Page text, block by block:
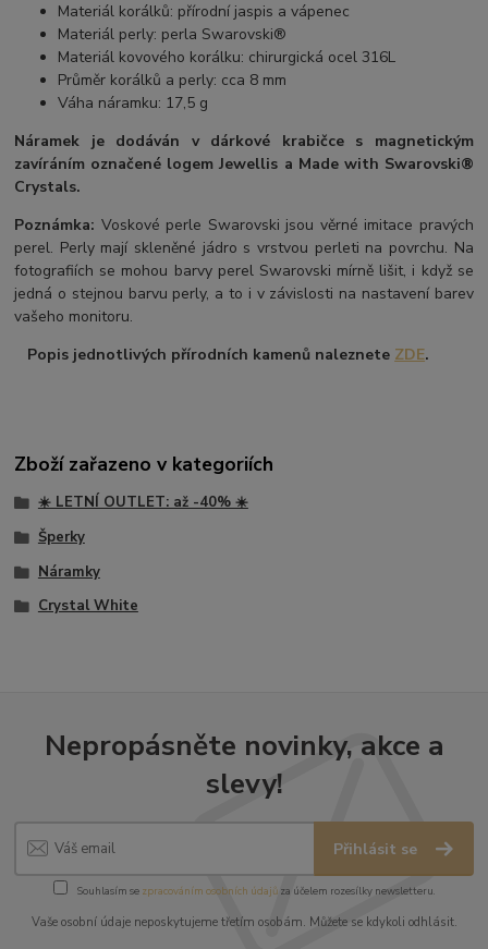
Materiál korálků: přírodní jaspis a vápenec
Materiál perly: perla Swarovski®
Materiál kovového korálku: chirurgická ocel 316L
Průměr korálků a perly: cca 8 mm
Váha náramku: 17,5 g
Náramek je dodáván v dárkové krabičce s magnetickým
zavíráním označené logem Jewellis a Made with Swarovski®
Crystals.
Poznámka: Voskové perle Swarovski jsou věrné imitace pravých
perel. Perly mají skleněné jádro s vrstvou perleti na povrchu. Na
fotografiích se mohou barvy perel Swarovski mírně lišit, i když se
jedná o stejnou barvu perly, a to i v závislosti na nastavení barev
vašeho monitoru.
Popis jednotlivých přírodních kamenů naleznete ZDE.
Zboží zařazeno v kategoriích
☀️ LETNÍ OUTLET: až -40% ☀️
Šperky
Náramky
Crystal White
Nepropásněte novinky, akce a
slevy!
Přihlásit se
Souhlasím se zpracováním osobních údajůza účelem rozesílky newsletteru.
Vaše osobní údaje neposkytujeme třetím osobám. Můžete se kdykoli odhlásit.